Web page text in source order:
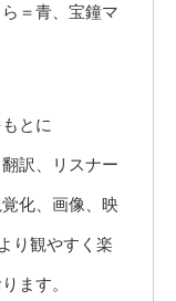
＝青、宝鐘マ
とに
訳、リスナー
化、画像、映
り観やすく楽
ます。